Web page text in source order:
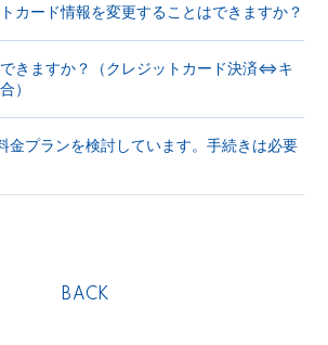
カード情報を変更することはできますか？
きますか？（クレジットカード決済⇔キ
）
金プランを検討しています。手続きは必要
BACK